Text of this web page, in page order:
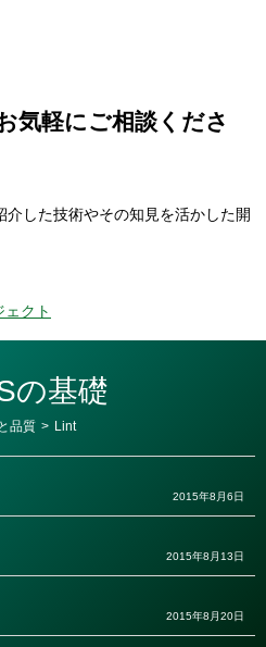
気軽にご相談くださ
介した技術やその知見を活かした開
クト
の基礎
品質 > Lint
2015年8月6日
2015年8月13日
2015年8月20日